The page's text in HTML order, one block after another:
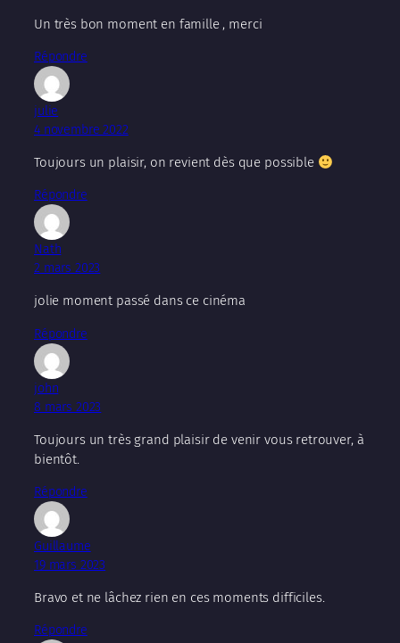
Un très bon moment en famille , merci
Répondre
julie
4 novembre 2022
Toujours un plaisir, on revient dès que possible
Répondre
Nath
2 mars 2023
jolie moment passé dans ce cinéma
Répondre
john
8 mars 2023
Toujours un très grand plaisir de venir vous retrouver, à
bientôt.
Répondre
Guillaume
19 mars 2023
Bravo et ne lâchez rien en ces moments difficiles.
Répondre